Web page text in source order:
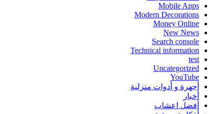
Mobile Apps
Modern Decorations
Money Online
New News
Search console
Technical information
test
Uncategorized
YouTube
أجهرة و أدوات منزلية
أخبار
أفضل اعشاب